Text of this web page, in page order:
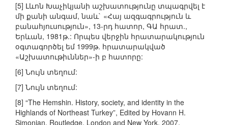
[5] Լևոն Խաչիկյանի աշխատությունը տպագրվել է
մի քանի անգամ, նաև` «Հայ ազգագրություն և
բանահյուսություն», 13-րդ հատոր, ԳԱ հրատ.,
Երևան, 1981թ.: Որպես վերջին հրատարակություն
օգտագործել եմ 1999թ. հրատարակված
«Աշխատութիւններ»-ի բ հատորը:
[6] Նույն տեղում:
[7] Նույն տեղում:
[8] “The Hemshin. History, society, and identity in the
Highlands of Northeast Turkey”, Edited by Hovann H.
Simonian, Routledge, London and New York, 2007.